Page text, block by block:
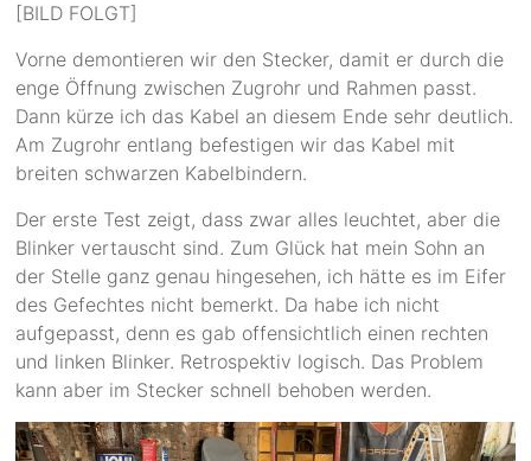
[BILD FOLGT]
Vorne demontieren wir den Stecker, damit er durch die
enge Öffnung zwischen Zugrohr und Rahmen passt.
Dann kürze ich das Kabel an diesem Ende sehr deutlich.
Am Zugrohr entlang befestigen wir das Kabel mit
breiten schwarzen Kabelbindern.
Der erste Test zeigt, dass zwar alles leuchtet, aber die
Blinker vertauscht sind. Zum Glück hat mein Sohn an
der Stelle ganz genau hingesehen, ich hätte es im Eifer
des Gefechtes nicht bemerkt. Da habe ich nicht
aufgepasst, denn es gab offensichtlich einen rechten
und linken Blinker. Retrospektiv logisch. Das Problem
kann aber im Stecker schnell behoben werden.